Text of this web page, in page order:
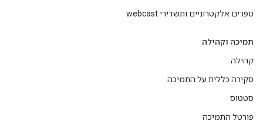
ספרים אלקטרוניים ותשדירי webcast
תמיכה וקהילה
קהילה
סקירה כללית על התמיכה
סטטוס
פורטל התמיכה